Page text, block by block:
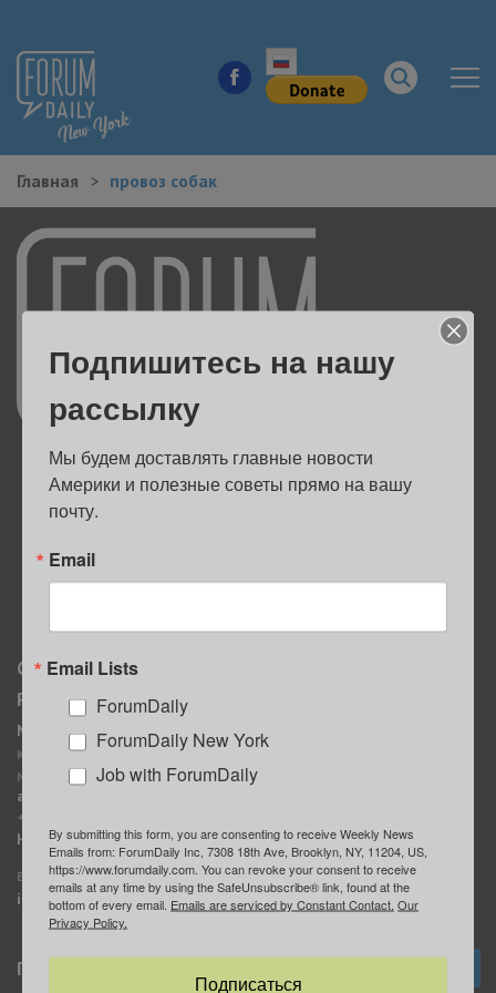
НОВОСТИ ГОРОДА
КУДА ПОЙТИ В ГОРОДЕ
ЗДОРОВЬЕ
РАБОТА И БИЗНЕС
ЖИЛЬЕ
ОБРАЗОВАНИЕ
Главная провоз собак
О нас
Реклама
MediaKit
Контактное лицо:
Марина Баранчук
ad@forumdaily.com
+1 347-604-1261
Наши рекламодатели
E-mail редакции:
info@forumdaily.com
Группа “ИЩУ СОВЕТА”
ForumDaily
Подписка
Подпишитесь на нашу
рассылку
Мы будем доставлять главные новости
Америки и полезные советы прямо на вашу
почту.
Email
Email Lists
ForumDaily
ForumDaily New York
Job with ForumDaily
By submitting this form, you are consenting to receive Weekly News
Emails from: ForumDaily Inc, 7308 18th Ave, Brooklyn, NY, 11204, US,
https://www.forumdaily.com. You can revoke your consent to receive
emails at any time by using the SafeUnsubscribe® link, found at the
bottom of every email. Emails are serviced by Constant Contact. Our
Privacy Policy.
Подписаться